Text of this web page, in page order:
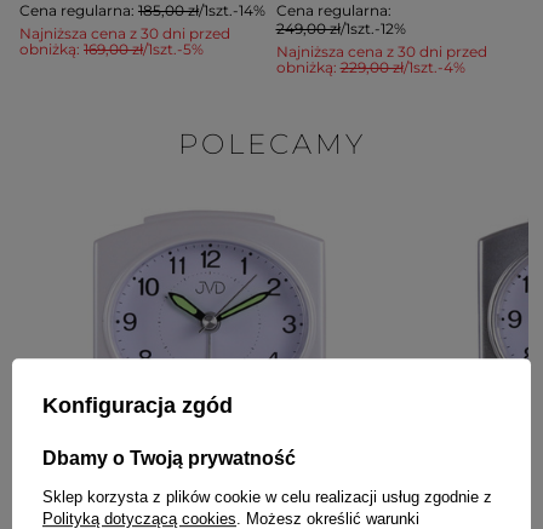
Najniższa cena z 30 dni przed
obniżką: 169,00 zł/1szt.-5%
Cena regularna: 185,00 zł/1szt.-14%
Najniższa cena z 30 dni przed
obniżką:229,00 zł/1szt.-4%
Cena regularna:
249,00 zł/1szt.-12%
POLECAMY
Budzik JVD SRP8603.3 8,5 cm perłowy
66,00 zł 66,00 zł
Konfiguracja zgód
Dbamy o Twoją prywatność
Sklep korzysta z plików cookie w celu realizacji usług zgodnie z
Polityką dotyczącą cookies . Możesz określić warunki